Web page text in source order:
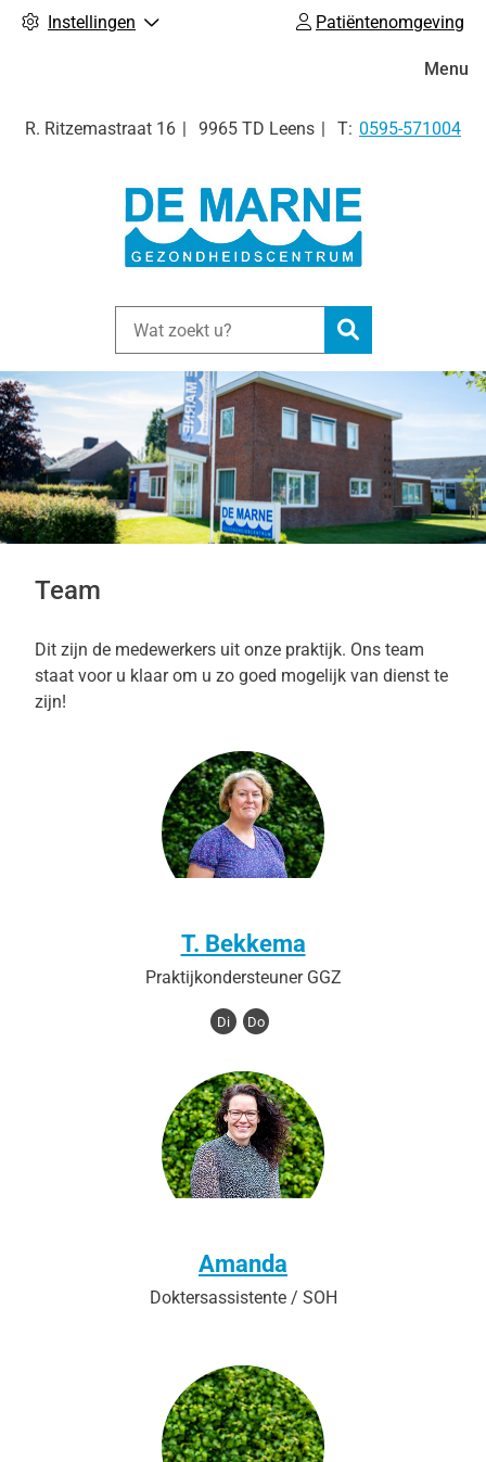
Instellingen Patiëntenomgeving
R. Ritzemastraat 16 9965 TD Leens Tel:
0595-571004
Zoeken
Menu
Team
Dit zijn de medewerkers uit onze praktijk. Ons team
staat voor u klaar om u zo goed mogelijk van dienst te
zijn!
T. Bekkema
Praktijkondersteuner GGZ
Di Do
Amanda
Doktersassistente / SOH